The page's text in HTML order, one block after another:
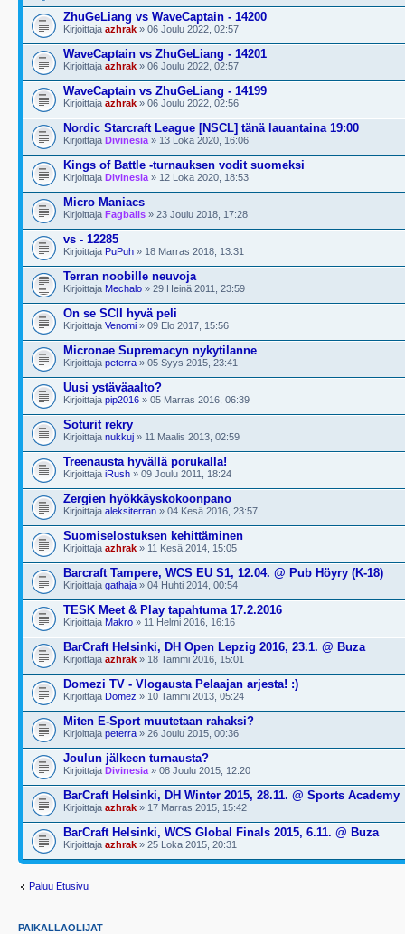
ZhuGeLiang vs WaveCaptain - 14200
Kirjoittaja azhrak » 06 Joulu 2022, 02:57
WaveCaptain vs ZhuGeLiang - 14201
Kirjoittaja azhrak » 06 Joulu 2022, 02:57
WaveCaptain vs ZhuGeLiang - 14199
Kirjoittaja azhrak » 06 Joulu 2022, 02:56
Nordic Starcraft League [NSCL] tänä lauantaina 19:00
Kirjoittaja Divinesia » 13 Loka 2020, 16:06
Kings of Battle -turnauksen vodit suomeksi
Kirjoittaja Divinesia » 12 Loka 2020, 18:53
Micro Maniacs
Kirjoittaja Fagballs » 23 Joulu 2018, 17:28
vs - 12285
Kirjoittaja PuPuh » 18 Marras 2018, 13:31
Terran noobille neuvoja
Kirjoittaja Mechalo » 29 Heinä 2011, 23:59
On se SCII hyvä peli
Kirjoittaja Venomi » 09 Elo 2017, 15:56
Micronae Supremacyn nykytilanne
Kirjoittaja peterra » 05 Syys 2015, 23:41
Uusi ystäväaalto?
Kirjoittaja pip2016 » 05 Marras 2016, 06:39
Soturit rekry
Kirjoittaja nukkuj » 11 Maalis 2013, 02:59
Treenausta hyvällä porukalla!
Kirjoittaja iRush » 09 Joulu 2011, 18:24
Zergien hyökkäyskokoonpano
Kirjoittaja aleksiterran » 04 Kesä 2016, 23:57
Suomiselostuksen kehittäminen
Kirjoittaja azhrak » 11 Kesä 2014, 15:05
Barcraft Tampere, WCS EU S1, 12.04. @ Pub Höyry (K-18)
Kirjoittaja gathaja » 04 Huhti 2014, 00:54
TESK Meet & Play tapahtuma 17.2.2016
Kirjoittaja Makro » 11 Helmi 2016, 16:16
BarCraft Helsinki, DH Open Lepzig 2016, 23.1. @ Buza
Kirjoittaja azhrak » 18 Tammi 2016, 15:01
Domezi TV - Vlogausta Pelaajan arjesta! :)
Kirjoittaja Domez » 10 Tammi 2013, 05:24
Miten E-Sport muutetaan rahaksi?
Kirjoittaja peterra » 26 Joulu 2015, 00:36
Joulun jälkeen turnausta?
Kirjoittaja Divinesia » 08 Joulu 2015, 12:20
BarCraft Helsinki, DH Winter 2015, 28.11. @ Sports Academy
Kirjoittaja azhrak » 17 Marras 2015, 15:42
BarCraft Helsinki, WCS Global Finals 2015, 6.11. @ Buza
Kirjoittaja azhrak » 25 Loka 2015, 20:31
Paluu Etusivu
PAIKALLAOLIJAT